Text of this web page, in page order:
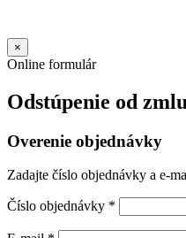
×
Online formulár
Odstúpenie od
Overenie objednávky
Zadajte číslo objednávky a e-
Číslo objednávky *